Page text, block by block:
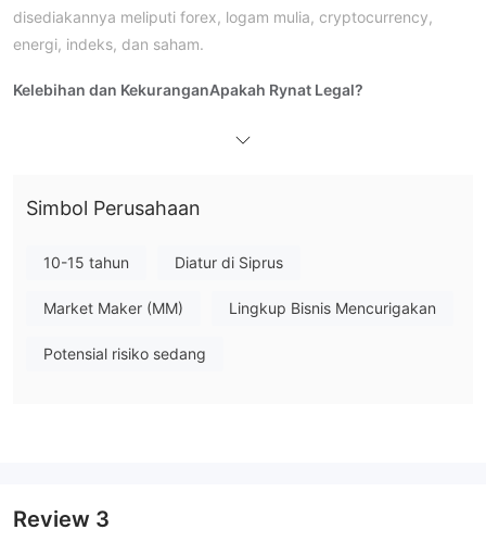
disediakannya meliputi forex, logam mulia, cryptocurrency,
energi, indeks, dan saham.
Kelebihan dan KekuranganApakah Rynat Legal?
melakukan perdagangan forex, logam mulia, cryptocurrency,
Rynat menawarkan satu jenis akun kepada para trader, yaitu
Deposit dan Penarikan
Simbol Perusahaan
10-15 tahun Diatur di Siprus
Market Maker (MM) Lingkup Bisnis Mencurigakan
Potensial risiko sedang
Review 3